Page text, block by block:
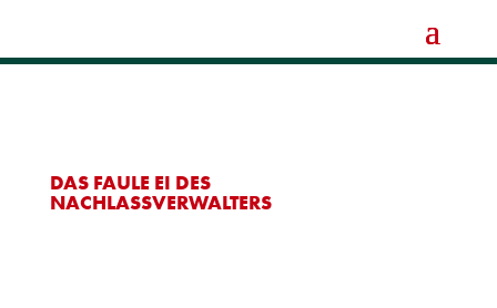
DAS FAULE EI DES
NACHLASSVERWALTERS